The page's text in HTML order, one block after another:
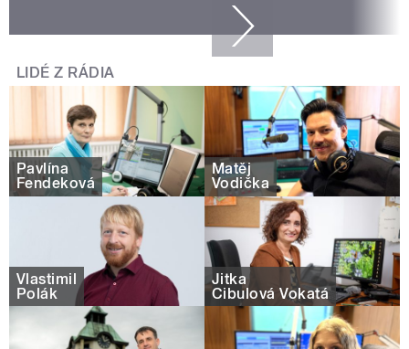
LIDÉ Z RÁDIA
Pavlína
Fendeková
Matěj
Vodička
Vlastimil
Polák
Jitka
Cibulová Vokatá